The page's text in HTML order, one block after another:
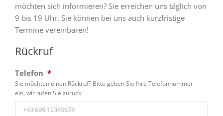
möchten sich informieren? Sie erreichen uns täglich von
9 bis 19 Uhr. Sie können bei uns auch kurzfristige
Termine vereinbaren!
Rückruf
Telefon *
Sie möchten einen Rückruf? Bitte geben Sie Ihre Telefonnummer
ein, wir rufen Sie zurück.